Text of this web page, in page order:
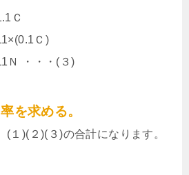
Ｃ
Ｃ)
・(３)
を求める。
１)(２)(３)の合計になります。